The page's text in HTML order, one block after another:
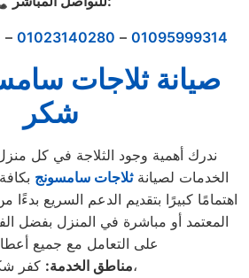
– 01023140280 – 01095999314
شكر
ندرك أهمية وجود الثلاجة في كل
الخدمات لصيانةثلاجات سامسونج
اهتمامًا كبيرًا بتقديم الدعم السريع بدءًا
المعتمد أو مباشرة في المنزل بفضل
على التعامل مع جميع
مناطق الخدمة:كفر شكر،